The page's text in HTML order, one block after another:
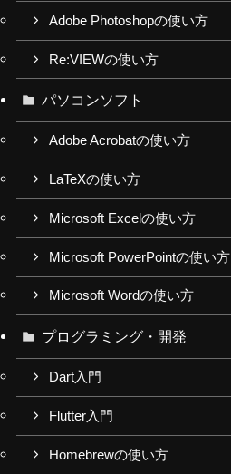
Adobe Photoshopの使い方
Re:VIEWの使い方
パソコンソフト
Adobe Acrobatの使い方
LaTeXの使い方
Microsoft Excelの使い方
Microsoft PowerPointの使い方
Microsoft Wordの使い方
プログラミング・開発
Dart入門
Flutter入門
Homebrewの使い方